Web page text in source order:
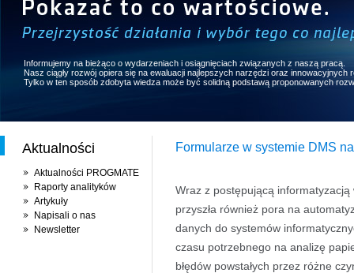
Informujemy na bieżąco o wydarzeniach i osiągnięciach związanych z naszą pracą.
Nasz ciągły rozwój opiera się na ewaluacji najlepszych narzędzi oraz innowacyjnych
Tylko w ten sposób zdobyta wiedza może być solidną podstawą proponowanych
Aktualności
Aktualności PROGMATE
Raporty analityków
Artykuły
Napisali o nas
Newsletter
Formularze w systemie DMS
Wraz z postępującą informatyzacją
przyszła również pora na
danych do systemów
czasu potrzebnego na analizę
błędów powstałych przez różne